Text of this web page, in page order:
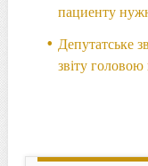
пациенту
Депутатське
звіту